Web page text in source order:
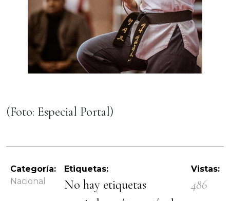
(Foto: Especial Portal)
Categoría:
Nacional
Etiquetas:
No hay etiquetas
Vistas:
486